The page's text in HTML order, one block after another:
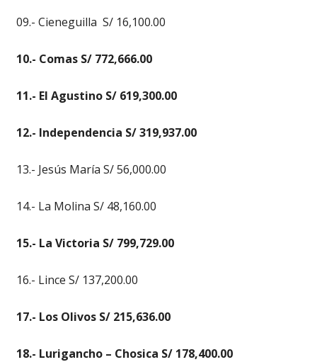
09.- Cieneguilla S/ 16,100.00
10.- Comas S/ 772,666.00
11.- El Agustino S/ 619,300.00
12.- Independencia S/ 319,937.00
13.- Jesús María S/ 56,000.00
14.- La Molina S/ 48,160.00
15.- La Victoria S/ 799,729.00
16.- Lince S/ 137,200.00
17.- Los Olivos S/ 215,636.00
18.- Lurigancho – Chosica S/ 178,400.00